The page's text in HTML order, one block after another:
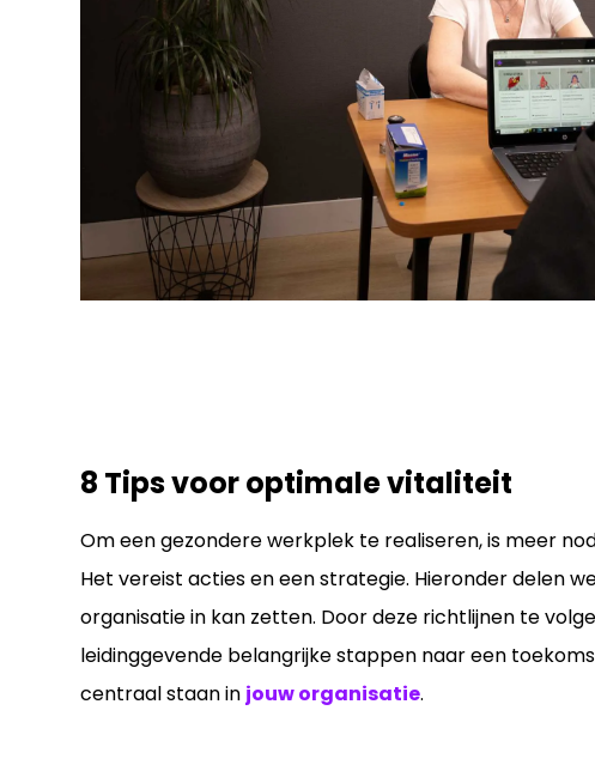
8 Tips voor optimale vitaliteit
Om een gezondere werkplek te realiseren, is meer
Het vereist acties en een strategie. Hieronder delen
organisatie in kan zetten. Door deze richtlijnen te
leidinggevende belangrijke stappen naar een
centraal staan in jouw organisatie.